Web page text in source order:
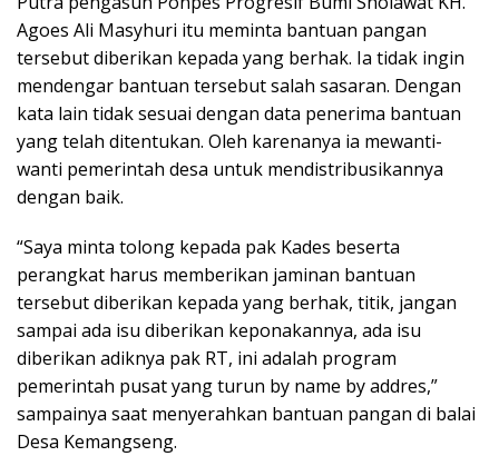
Agoes Ali Masyhuri itu meminta bantuan pangan
tersebut diberikan kepada yang berhak. Ia tidak ingin
mendengar bantuan tersebut salah sasaran. Dengan
kata lain tidak sesuai dengan data penerima bantuan
yang telah ditentukan. Oleh karenanya ia mewanti-
wanti pemerintah desa untuk mendistribusikannya
dengan baik.
“Saya minta tolong kepada pak Kades beserta
perangkat harus memberikan jaminan bantuan
tersebut diberikan kepada yang berhak, titik, jangan
sampai ada isu diberikan keponakannya, ada isu
diberikan adiknya pak RT, ini adalah program
pemerintah pusat yang turun by name by addres,”
sampainya saat menyerahkan bantuan pangan di balai
Desa Kemangseng.